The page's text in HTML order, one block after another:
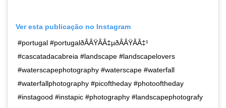
Ver esta publicação no Instagram
#portugal #portugalðÂÂŸÂÂ‡µðÂÂŸÂÂ‡¹
#cascatadacabreia #landscape #landscapelovers
#waterscapephotography #waterscape #waterfall
#waterfallphotography #picoftheday #photooftheday
#instagood #instapic #photography #landscapephotografy